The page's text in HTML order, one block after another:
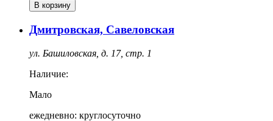
В корзину
Дмитровская, Савеловская
ул. Башиловская, д. 17, стр. 1
Наличие:
Мало
ежедневно: круглосуточно